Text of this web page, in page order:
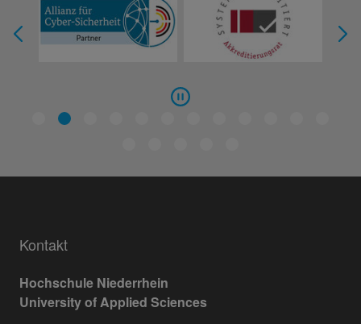
Kontakt
Hochschule Niederrhein
University of Applied Sciences